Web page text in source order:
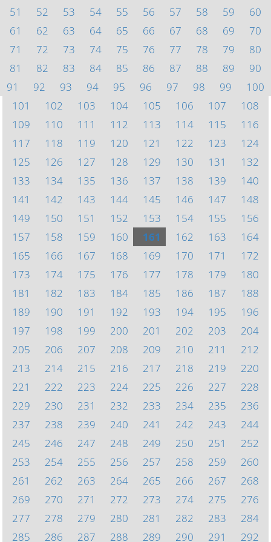
51 52 53 54 55 56 57 58 59
60
61
62 63 64 65 66 67 68 69
70
71
72 73 74 75 76 77 78 79
80
81
82 83 84 85 86 87 88 89
90
91
92 93 94 95 96 97 98 99
100
101
102 103 104 105 106 107
108
109
110 111 112 113 114 115
116
117
118 119 120 121 122 123
124
125
126 127 128 129 130 131
132
133
134 135 136 137 138 139
140
141
142 143 144 145 146 147
148
149
150 151 152 153 154 155
156
157
158 159 160 161 162 163
164
165
166 167 168 169 170 171
172
173
174 175 176 177 178 179
180
181
182 183 184 185 186 187
188
189
190 191 192 193 194 195
196
197
198 199 200 201 202 203
204
205
206 207 208 209 210 211
212
213
214 215 216 217 218 219
220
221
222 223 224 225 226 227
228
229
230 231 232 233 234 235
236
237
238 239 240 241 242 243
244
245
246 247 248 249 250 251
252
253
254 255 256 257 258 259
260
261
262 263 264 265 266 267
268
269
270 271 272 273 274 275
276
277
278 279 280 281 282 283
284
285
286 287 288 289 290 291 292